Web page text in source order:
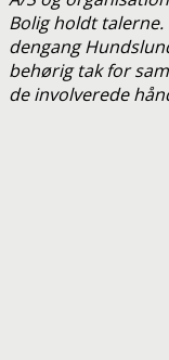
Bolig holdt
dengang
behørig tak for
de involverede